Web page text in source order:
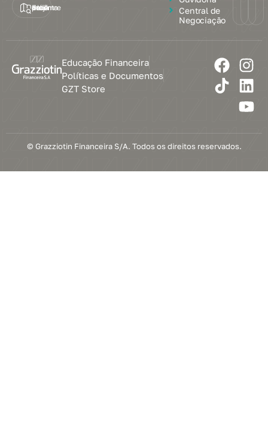
Encontre a loja mais próxima de você
Central de
Negociação
Educação Financeira
Políticas e Documentos
GZT Store
© Grazziotin Financeira S/A. Todos os direitos reservados.